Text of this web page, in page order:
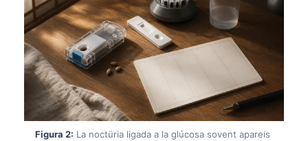
Figura 2: La noctüria ligada a la glúcosa sovent apareis